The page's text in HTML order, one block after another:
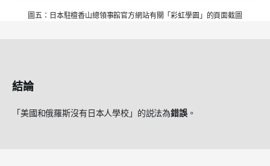
圖五：日本駐檀香山總領事館官方網站有關「彩虹學園」的頁面截圖
結論
「美國和俄羅斯沒有日本人學校」的説法為錯誤。